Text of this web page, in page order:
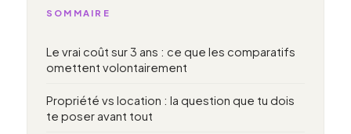
SOMMAIRE
Le vrai coût sur 3 ans : ce que les comparatifs
omettent volontairement
Propriété vs location : la question que tu dois
te poser avant tout